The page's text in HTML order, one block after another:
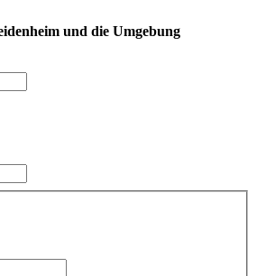
und die Umgebung